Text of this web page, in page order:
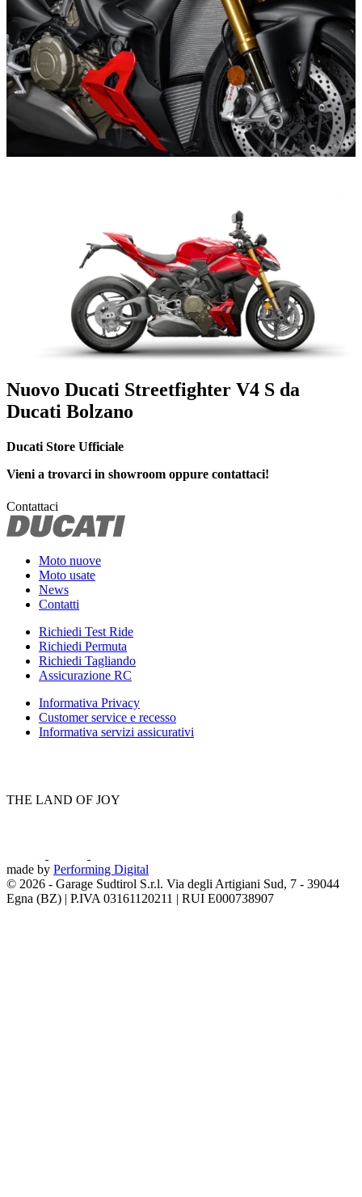
Nuovo Ducati Streetfighter V4 S da
Ducati Bolzano
Ducati Store Ufficiale
Vieni a trovarci in showroom oppure contattaci!
Contattaci
Moto nuove
Moto usate
News
Contatti
Richiedi Test Ride
Richiedi Permuta
Richiedi Tagliando
Assicurazione RC
Informativa Privacy
Customer service e recesso
Informativa servizi assicurativi
THE LAND OF JOY
made by Performing Digital
© 2026 - Garage Sudtirol S.r.l. Via degli Artigiani Sud, 7 - 39044
Egna (BZ) | P.IVA 03161120211 | RUI E000738907